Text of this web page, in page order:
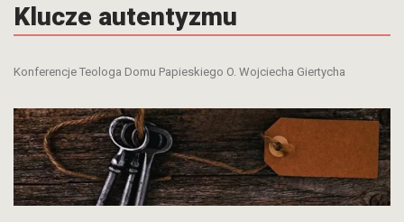
Klucze autentyzmu
Konferencje Teologa Domu Papieskiego O. Wojciecha Giertycha